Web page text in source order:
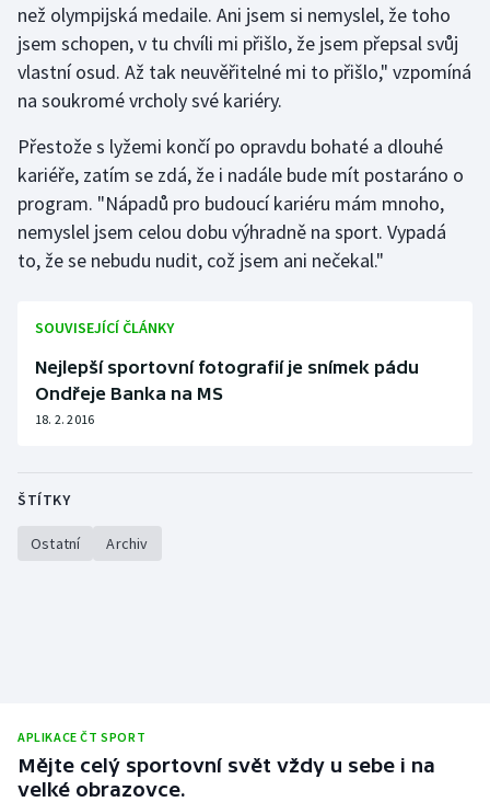
než olympijská medaile. Ani jsem si nemyslel, že toho
jsem schopen, v tu chvíli mi přišlo, že jsem přepsal svůj
vlastní osud. Až tak neuvěřitelné mi to přišlo," vzpomíná
na soukromé vrcholy své kariéry.
Přestože s lyžemi končí po opravdu bohaté a dlouhé
kariéře, zatím se zdá, že i nadále bude mít postaráno o
program. "Nápadů pro budoucí kariéru mám mnoho,
nemyslel jsem celou dobu výhradně na sport. Vypadá
to, že se nebudu nudit, což jsem ani nečekal."
SOUVISEJÍCÍ ČLÁNKY
Nejlepší sportovní fotografií je snímek pádu
Ondřeje Banka na MS
18. 2. 2016
ŠTÍTKY
Ostatní Archiv
APLIKACE ČT SPORT
Mějte celý sportovní svět vždy u sebe i na
velké obrazovce.